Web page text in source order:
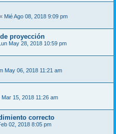
« Mié Ago 08, 2018 9:09 pm
proyección
May 28, 2018 10:59 pm
May 06, 2018 11:21 am
Mar 15, 2018 11:26 am
correcto
02, 2018 8:05 pm